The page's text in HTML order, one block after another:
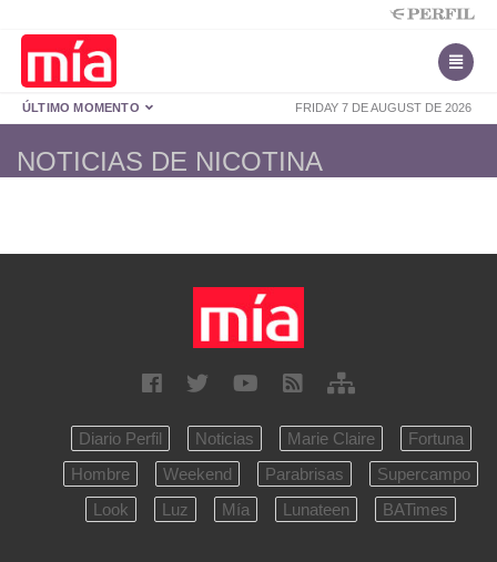
FRIDAY 7 DE AUGUST DE 2026
ÚLTIMO MOMENTO
NOTICIAS DE NICOTINA
Diario Perfil Noticias Marie Claire
Fortuna
Hombre
Weekend Parabrisas
Supercampo
Look
Luz Mía Lunateen BATimes